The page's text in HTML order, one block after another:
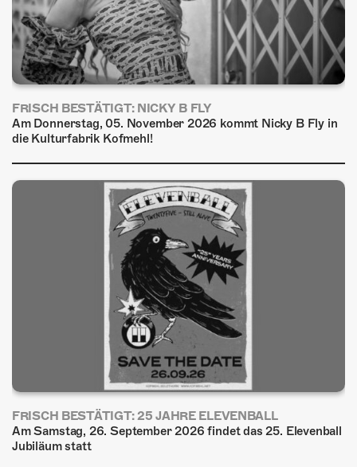
FRISCH BESTÄTIGT: NICKY B FLY
Am Donnerstag, 05. November 2026 kommt Nicky B Fly in
die Kulturfabrik Kofmehl!
FRISCH BESTÄTIGT: 25 JAHRE ELEVENBALL
Am Samstag, 26. September 2026 findet das 25. Elevenball
Jubiläum statt